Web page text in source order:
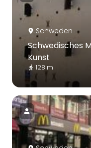
Schweden
Schwedisches
Kunst
128 m